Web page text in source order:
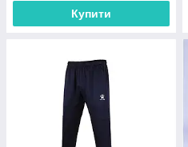
Купити